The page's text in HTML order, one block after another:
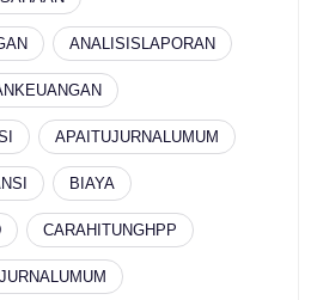
ANALISISLAPORAN
APAITUJURNALUMUM
BIAYA
CARAHITUNGHPP